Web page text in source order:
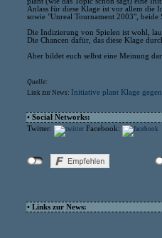
Anlass für diese Klage ist vor allem die
sowie "Unreal Tournament 2003", beide
Die Indizierung von Spielen ist wohl,
Die Chancen dafür, das diese Klage
Aber bildet euch selbst eine Meinung
Quelle:
Link zur News:
Initiative plant Klage
• Social Networks:
Twitter:
Facebook:
• Links zur News: